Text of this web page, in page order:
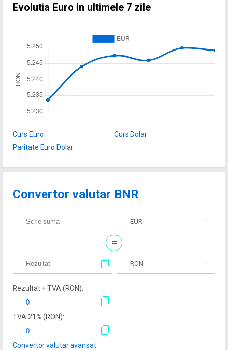
Evolutia Euro in ultimele 7 zile
Curs Euro
Curs Dolar
Paritate Euro Dolar
Convertor valutar BNR
EUR
=
RON
Rezultat + TVA (RON):
TVA 21% (RON):
Convertor valutar avansat